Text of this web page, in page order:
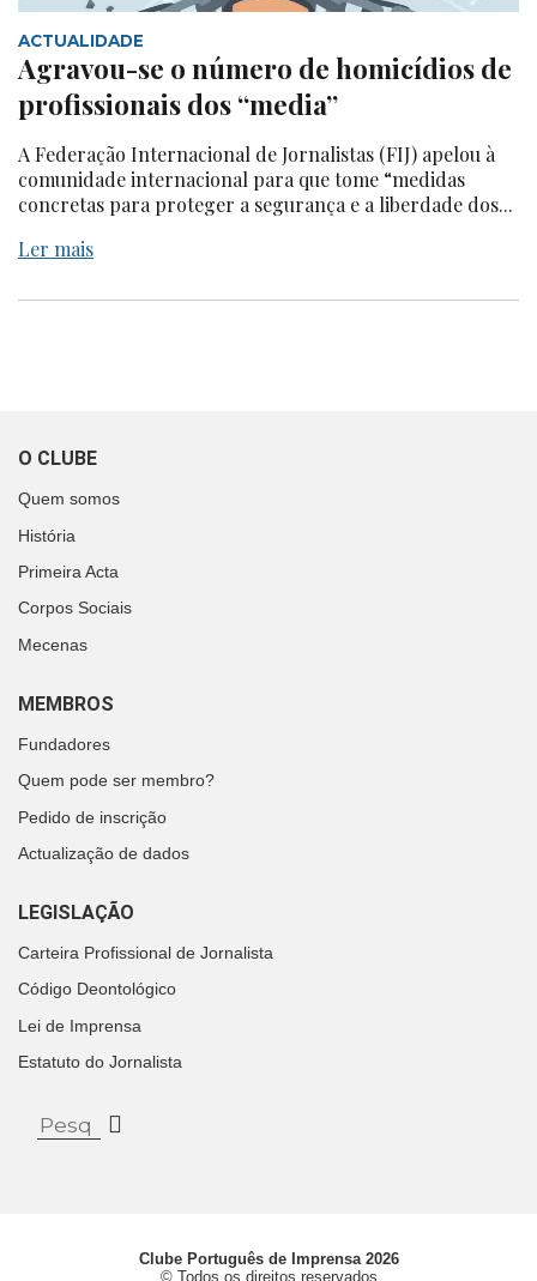
ACTUALIDADE
Agravou-se o número de homicídios de
profissionais dos “media”
A Federação Internacional de Jornalistas (FIJ) apelou à
comunidade internacional para que tome “medidas
concretas para proteger a segurança e a liberdade dos...
Ler mais
O CLUBE
Quem somos
História
Primeira Acta
Corpos Sociais
Mecenas
MEMBROS
Fundadores
Quem pode ser membro?
Pedido de inscrição
Actualização de dados
LEGISLAÇÃO
Carteira Profissional de Jornalista
Código Deontológico
Lei de Imprensa
Estatuto do Jornalista
Clube Português de Imprensa 2026
© Todos os direitos reservados